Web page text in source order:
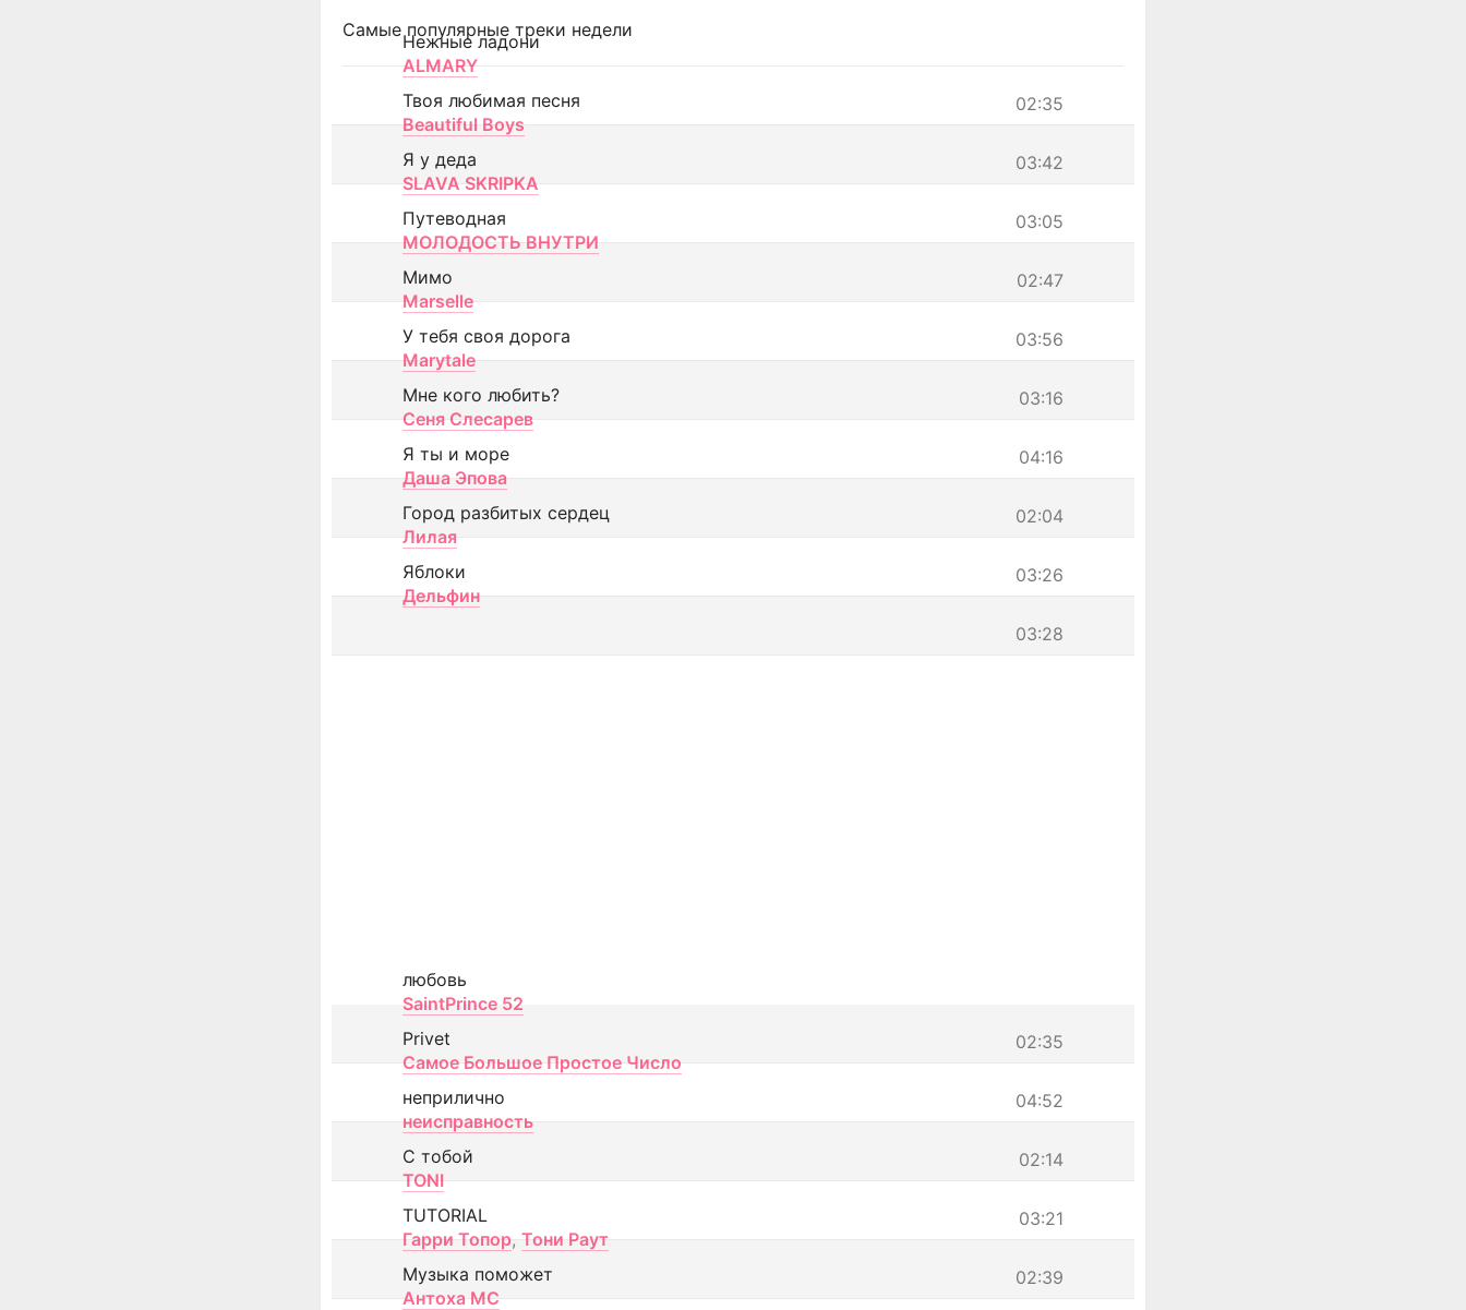
Самые популярные треки недели
Нежные ладони
ALMARY
02:35
Твоя любимая песня
Beautiful Boys
03:42
Я у деда
SLAVA SKRIPKA
03:05
Путеводная
МОЛОДОСТЬ ВНУТРИ
02:47
Мимо
Marselle
03:56
У тебя своя дорога
Marytale
03:16
Мне кого любить?
Сеня Слесарев
04:16
Я ты и море
Даша Эпова
02:04
Город разбитых сердец
Лилая
03:26
Яблоки
Дельфин
03:28
любовь
SaintPrince 52
02:35
Privet
Самое Большое Простое Число
04:52
неприлично
неисправность
02:14
С тобой
TONI
03:21
TUTORIAL
Гарри Топор, Тони Раут
02:39
Музыка поможет
Антоха МС